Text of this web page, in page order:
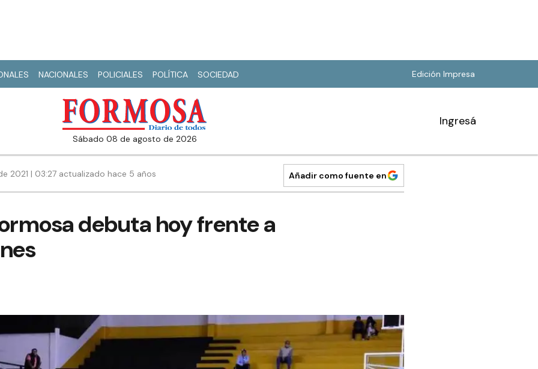
NACIONALES POLICIALES POLÍTICA SOCIEDAD Edición Impresa
sábado 08 de agosto de 2026
Ingresá
2021 | 03:27 actualizado hace 5 años Añadir como fuente en
debuta hoy frente a